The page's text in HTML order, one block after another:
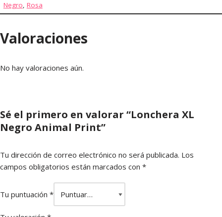
Negro, Rosa
Valoraciones
No hay valoraciones aún.
Sé el primero en valorar “Lonchera XL
Negro Animal Print”
Tu dirección de correo electrónico no será publicada. Los
campos obligatorios están marcados con *
Tu puntuación *